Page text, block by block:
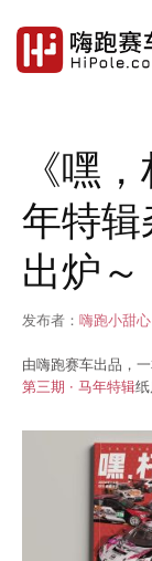
《嘿
年特辑
出炉～
发布者： 嗨跑小甜心
由嗨跑赛车出品，
第三期 · 马年特辑